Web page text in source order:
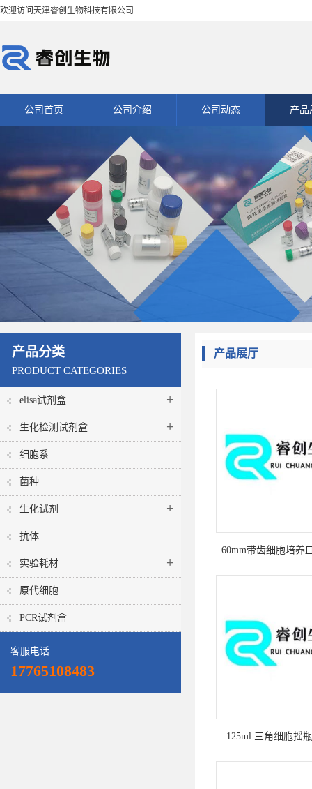
欢迎访问天津睿创生物科技有限公司
公司首页 公司介绍 公司动态 产品
产品分类
PRODUCT CATEGORIES
elisa试剂盒 +
生化检测试剂盒 +
细胞系
菌种
生化试剂 +
抗体
实验耗材 +
原代细胞
PCR试剂盒
客服电话
17765108483
产品展厅
60mm带齿细胞培养
125ml 三角细胞摇